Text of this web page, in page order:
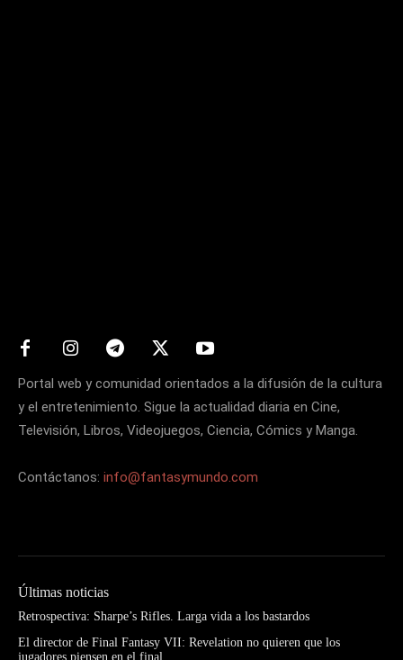
Portal web y comunidad orientados a la difusión de la cultura
y el entretenimiento. Sigue la actualidad diaria en Cine,
Televisión, Libros, Videojuegos, Ciencia, Cómics y Manga.
Contáctanos: info@fantasymundo.com
Últimas noticias
Retrospectiva: Sharpe’s Rifles. Larga vida a los bastardos
El director de Final Fantasy VII: Revelation no quieren que los
jugadores piensen en el final